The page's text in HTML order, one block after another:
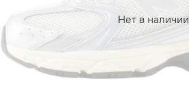
Нет в наличии